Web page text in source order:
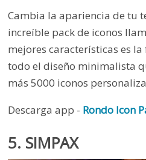
Cambia la apariencia de tu
increíble pack de iconos
mejores características es
todo el diseño minimalista
más 5000 iconos
Descarga app - Rondo Icon
5. SIMPAX